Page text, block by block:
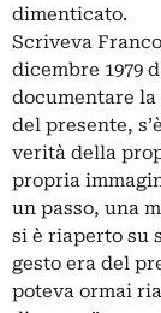
dimenticato.
Scriveva
dicembre 1979
documentare
del presente,
verità della
propria
un passo, una
si è riaperto su
gesto era del
poteva ormai